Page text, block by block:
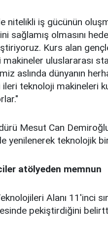
nitelikli iş gücünün
sağlamış olmasını
Kurs alan
makineler uluslararası
aslında dünyanın
teknoloji makineleri
Mesut Can
yenilenerek teknolojik
atölyeden memnun
Alanı 11'inci
pekiştirdiğini